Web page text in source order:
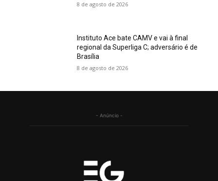
8 de agosto de 2026
Instituto Ace bate CAMV e vai à final
regional da Superliga C; adversário é de
Brasília
8 de agosto de 2026
- Anúncio -